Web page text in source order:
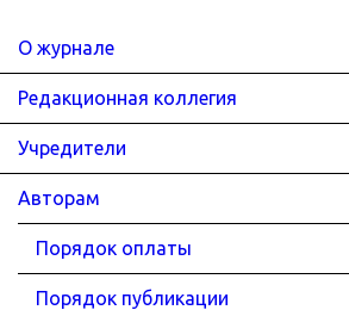
О журнале
Редакционная коллегия
Учредители
Авторам
Порядок оплаты
Порядок публикации